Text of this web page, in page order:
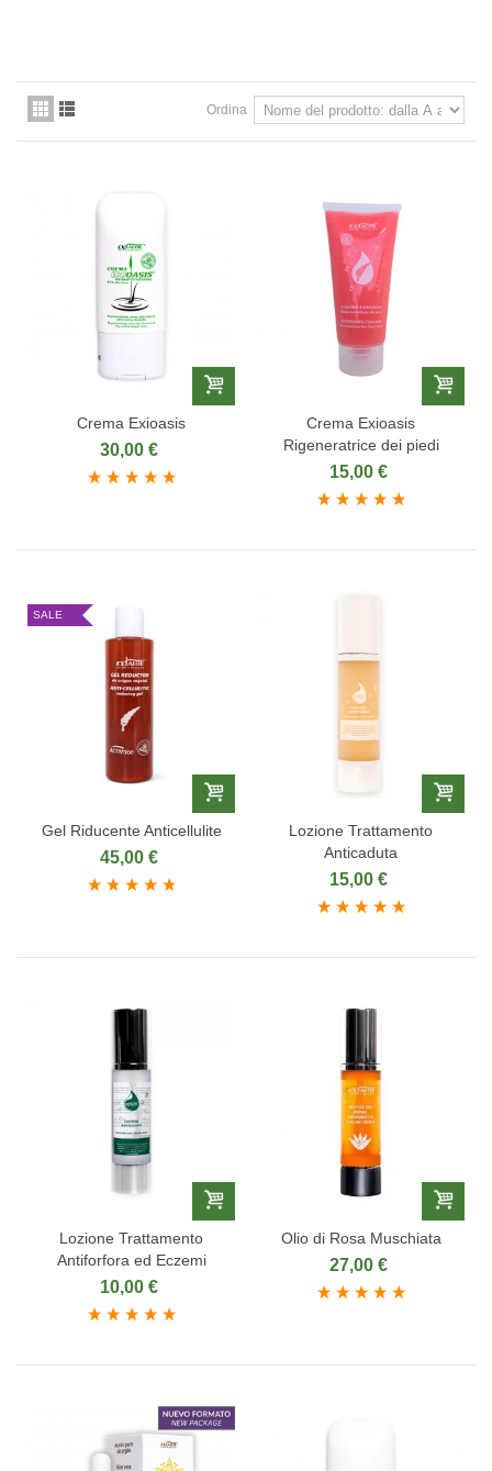
Ordina
Crema Exioasis
30,00 €
Crema Exioasis
Rigeneratrice dei piedi
15,00 €
SALE
Gel Riducente Anticellulite
45,00 €
Lozione Trattamento
Anticaduta
15,00 €
Lozione Trattamento
Antiforfora ed Eczemi
10,00 €
Olio di Rosa Muschiata
27,00 €